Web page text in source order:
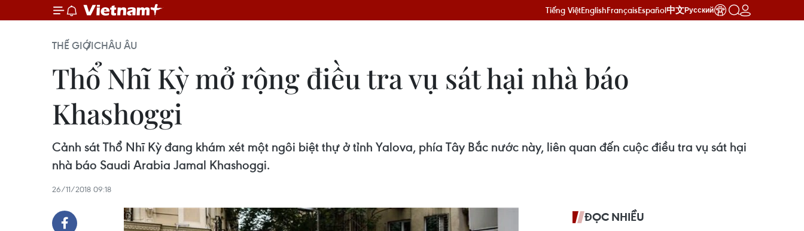
Tiếng ViệtEnglishFrançaisEspañol中文Русский
THẾ GIỚICHÂU ÂU
Thổ Nhĩ Kỳ mở rộng điều tra vụ sát hại nhà báo
Khashoggi
Cảnh sát Thổ Nhĩ Kỳ đang khám xét một ngôi biệt thự ở tỉnh Yalova, phía Tây Bắc nước này, liên quan đến cuộc điều tra vụ sát hại
nhà báo Saudi Arabia Jamal Khashoggi.
26/11/2018 09:18
ĐỌC NHIỀU